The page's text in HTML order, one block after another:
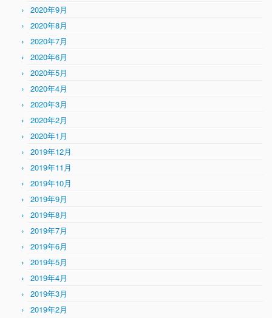
2020年9月
2020年8月
2020年7月
2020年6月
2020年5月
2020年4月
2020年3月
2020年2月
2020年1月
2019年12月
2019年11月
2019年10月
2019年9月
2019年8月
2019年7月
2019年6月
2019年5月
2019年4月
2019年3月
2019年2月